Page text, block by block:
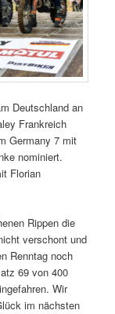
Deutschland an
Frankreich
Germany 7 mit
nominiert.
Florian
Rippen die
verschont und
Renntag noch
69 von 400
Wir
im nächsten